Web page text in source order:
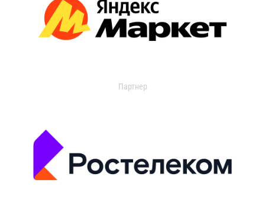
Партнер